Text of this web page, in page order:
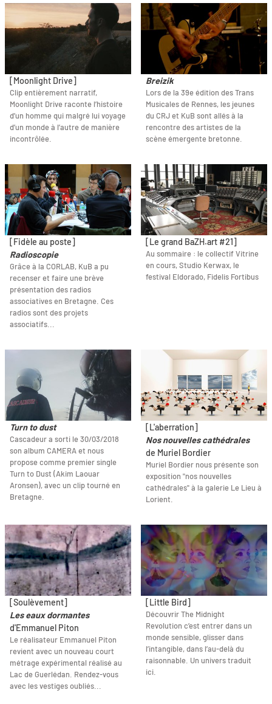
[Moonlight Drive]
Clip entièrement narratif,
Moonlight Drive raconte l’histoire
d’un homme qui malgré lui voyage
d’un monde à l’autre de manière
incontrôlée.
Breizik
Lors de la 39e édition des Trans
Musicales de Rennes, les jeunes
du CRJ et KuB sont allés à la
rencontre des artistes de la
scène émergente bretonne.
[Fidèle au poste]
Radioscopie
Grâce à la CORLAB, KuB a pu
recenser et faire une brève
présentation des radios
associatives en Bretagne. Ces
radios sont des projets
associatifs...
[Le grand BaZH.art #21]
Au sommaire : le collectif Vitrine
en cours, Studio Kerwax, le
festival Eldorado, Fidelis Fortibus
Turn to dust
Cascadeur a sorti le 30/03/2018
son album CAMERA et nous
propose comme premier single
Turn to Dust (Akim Laouar
Aronsen), avec un clip tourné en
Bretagne.
[L'aberration]
Nos nouvelles cathédrales
de Muriel Bordier
Muriel Bordier nous présente son
exposition "nos nouvelles
cathédrales" à la galerie Le Lieu à
Lorient.
[Soulèvement]
Les eaux dormantes
d'Emmanuel Piton
Le réalisateur Emmanuel Piton
revient avec un nouveau court
métrage expérimental réalisé au
Lac de Guerlédan. Rendez-vous
avec les vestiges oubliés...
[Little Bird]
Découvrir The Midnight
Revolution c’est entrer dans un
monde sensible, glisser dans
l’intangible, dans l’au-delà du
raisonnable. Un univers traduit
ici.